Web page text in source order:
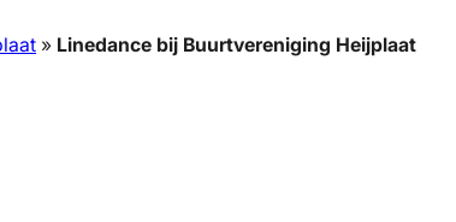
» Linedance bij Buurtvereniging Heijplaat